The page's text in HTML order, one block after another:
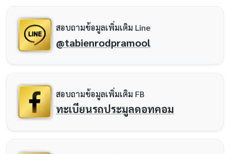
สอบถามข้อมูลเพิ่มเติม Line
@tabienrodpramool
สอบถามข้อมูลเพิ่มเติม FB
ทะเบียนรถประมูลดอทคอม